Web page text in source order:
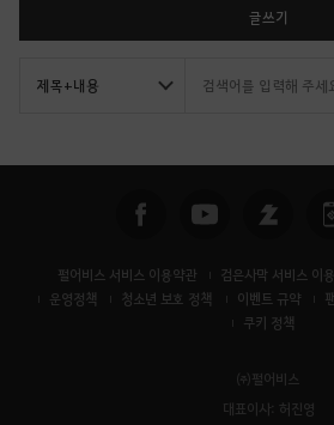
글쓰기
펄어비스 서비스 이용약관 검은사막 서비스 이
운영정책 청소년 보호 정책 이벤트 규약
쿠키 정책
㈜펄어비스
대표이사: 허진영